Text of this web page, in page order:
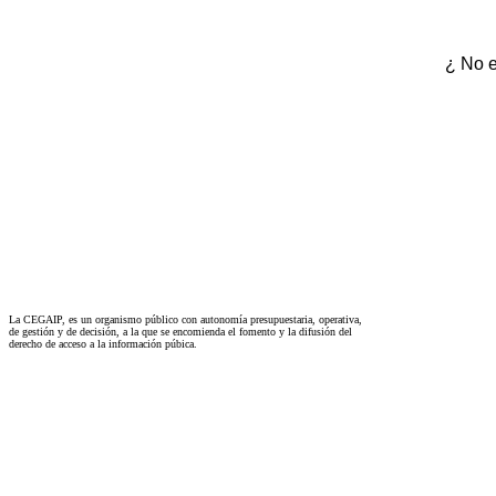
¿ No
La CEGAIP, es un organismo público con autonomía presupuestaria, operativa,
de gestión y de decisión, a la que se encomienda el fomento y la difusión del
derecho de acceso a la información púbica.